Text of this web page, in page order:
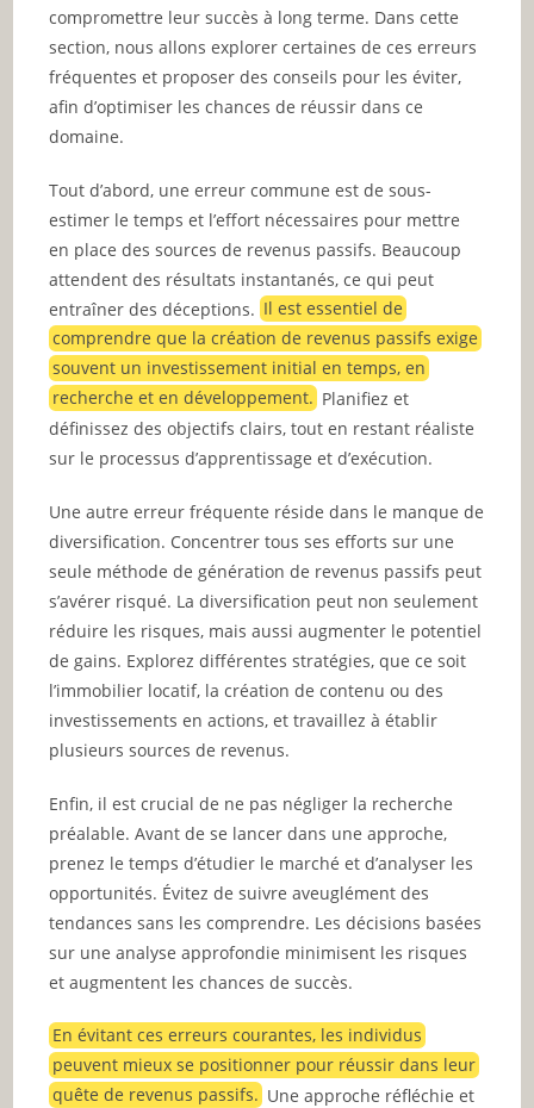
compromettre leur succès à long terme. Dans cette
section, nous allons explorer certaines de ces erreurs
fréquentes et proposer des conseils pour les éviter,
afin d’optimiser les chances de réussir dans ce
domaine.
Tout d’abord, une erreur commune est de sous-
estimer le temps et l’effort nécessaires pour mettre
en place des sources de revenus passifs. Beaucoup
attendent des résultats instantanés, ce qui peut
entraîner des déceptions.Il est essentiel de
comprendre que la création de revenus passifs exige
souvent un investissement initial en temps, en
recherche et en développement. Planifiez et
définissez des objectifs clairs, tout en restant réaliste
sur le processus d’apprentissage et d’exécution.
Une autre erreur fréquente réside dans le manque de
diversification. Concentrer tous ses efforts sur une
seule méthode de génération de revenus passifs peut
s’avérer risqué. La diversification peut non seulement
réduire les risques, mais aussi augmenter le potentiel
de gains. Explorez différentes stratégies, que ce soit
l’immobilier locatif, la création de contenu ou des
investissements en actions, et travaillez à établir
plusieurs sources de revenus.
Enfin, il est crucial de ne pas négliger la recherche
préalable. Avant de se lancer dans une approche,
prenez le temps d’étudier le marché et d’analyser les
opportunités. Évitez de suivre aveuglément des
tendances sans les comprendre. Les décisions basées
sur une analyse approfondie minimisent les risques
et augmentent les chances de succès.
En évitant ces erreurs courantes, les individus
peuvent mieux se positionner pour réussir dans leur
quête de revenus passifs. Une approche réfléchie et